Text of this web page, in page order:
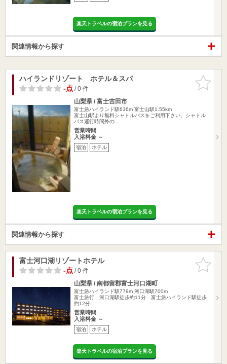
楽天トラベルの宿泊プランを見る
関連情報から探す
お気に入
りに追加
ハイランドリゾート ホテル＆スパ
-点/ 0 件
山梨県 / 富士吉田市
富士急ハイランド駅636m 富士山駅1.55km
富士山駅より無料シャトルバスをご利用下さい。シャトル
バス運行時間外の…
営業時間
入浴料金 ～
宿泊 ホテル
楽天トラベルの宿泊プランを見る
関連情報から探す
お気に入
りに追加
富士河口湖リゾートホテル
-点/ 0 件
山梨県 / 南都留郡富士河口湖町
富士急ハイランド駅779m 河口湖駅700m
富士急行 河口湖駅徒歩約11分 富士急ハイランド駅徒歩
約12分
営業時間
入浴料金 ～
宿泊 ホテル
楽天トラベルの宿泊プランを見る